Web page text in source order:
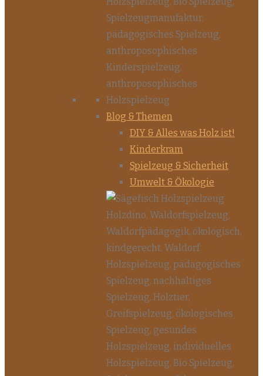
Blog & Themen
DIY & Alles was Holz ist!
Kinderkram
Spielzeug & Sicherheit
Umwelt & Ökologie